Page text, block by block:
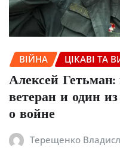
ВІЙНА ЦІКАВІ ТА
Алексей
ветеран и один
о войне
Терещенко